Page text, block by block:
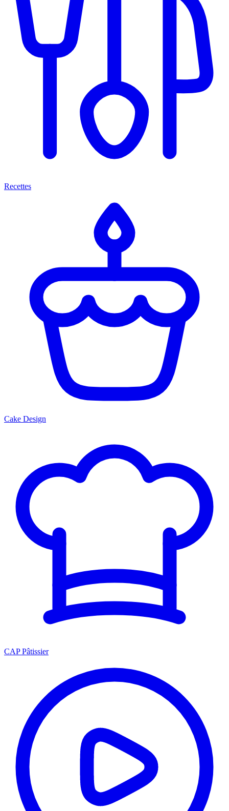
Recettes
Cake Design
CAP Pâtissier